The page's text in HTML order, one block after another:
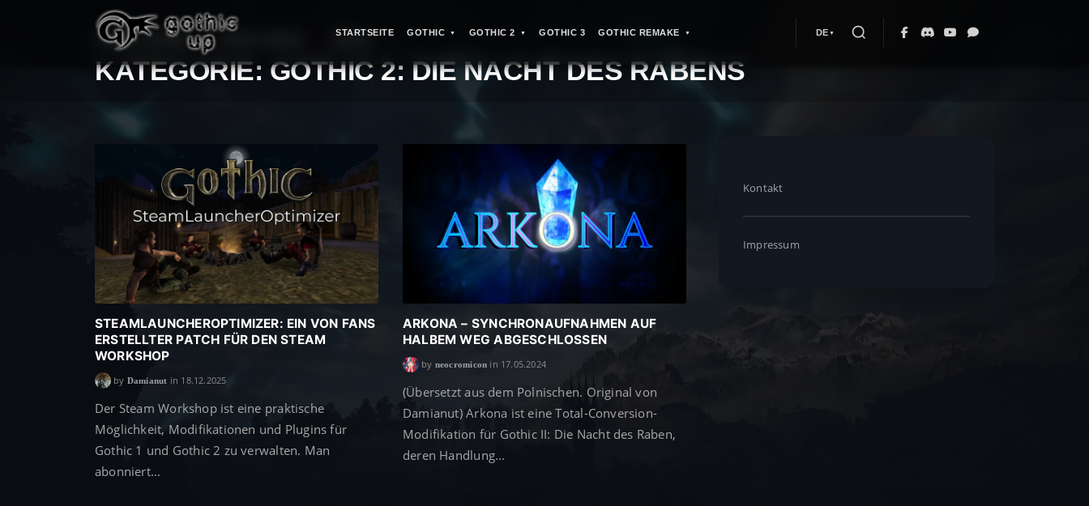
STARTSEITE GOTHIC GOTHIC 2 GOTHIC 3 GOTHIC REMAKE DE
STRONA GŁÓWNA >
KATEGORIE: GOTHIC 2: DIE NACHT DES RABENS
STEAMLAUNCHEROPTIMIZER: EIN VON FANS
ERSTELLTER PATCH FÜR DEN STEAM
WORKSHOP
by Damianut in 18.12.2025
Der Steam Workshop ist eine praktische
Möglichkeit, Modifikationen und Plugins für
Gothic 1 und Gothic 2 zu verwalten. Man
abonniert...
ARKONA – SYNCHRONAUFNAHMEN AUF
HALBEM WEG ABGESCHLOSSEN
by neocromicon in 17.05.2024
(Übersetzt aus dem Polnischen. Original von
Damianut) Arkona ist eine Total-Conversion-
Modifikation für Gothic II: Die Nacht des Raben,
deren Handlung...
Kontakt
Impressum